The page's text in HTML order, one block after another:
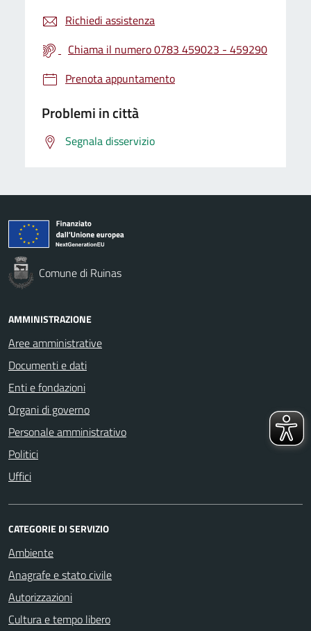
Richiedi assistenza
Chiama il numero 0783 459023 - 459290
Prenota appuntamento
Problemi in città
Segnala disservizio
Comune di Ruinas
AMMINISTRAZIONE
Aree amministrative
Documenti e dati
Enti e fondazioni
Organi di governo
Personale amministrativo
Politici
Uffici
CATEGORIE DI SERVIZIO
Ambiente
Anagrafe e stato civile
Autorizzazioni
Cultura e tempo libero